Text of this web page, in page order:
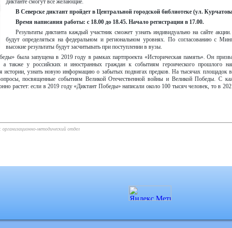
диктанте смогут все желающие.
В Северске диктант пройдет в Центральной городской библиотеке (ул.
Время написания работы: с 18.00 до 18.45. Начало регистрации в 17.00.
Результаты диктанта каждый участник сможет узнать индивидуально на сайте
будут определяться на федеральном и региональном уровнях. По согласованию с
высокие результаты будут засчитывать при поступлении в вузы.
была запущена в 2019 году в рамках партпроекта «Историческая память». Он
также у российских и иностранных граждан к событиям героического прошлого
истории, узнать новую информацию о забытых подвигах предков. На тысячах площадок
посвященные событиям Великой Отечественной войны и Великой Победы. С
растет: если в 2019 году «Диктант Победы» написали около 100 тысяч человек, то в
организационно-методический отдел